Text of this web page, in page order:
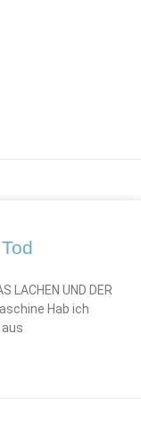
UND DER
Hab ich